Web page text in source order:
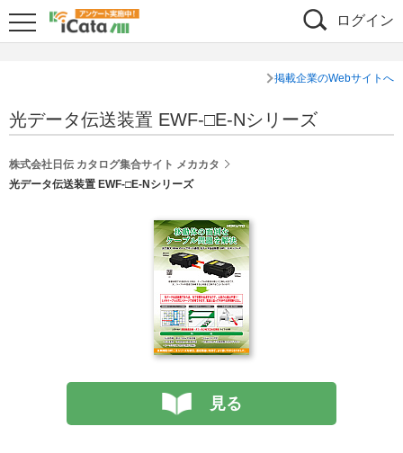
ログイン
掲載企業のWebサイトへ
光データ伝送装置 EWF-□E-Nシリーズ
株式会社日伝 カタログ集合サイト メカカタ
光データ伝送装置 EWF-□E-Nシリーズ
見る